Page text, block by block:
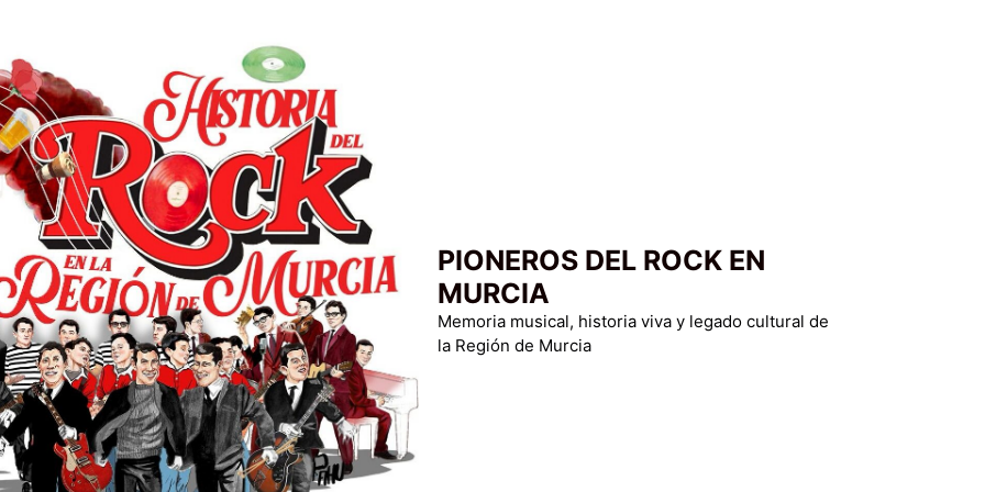
PIONEROS DEL ROCK EN
MURCIA
Memoria musical, historia viva y legado cultural de
la Región de Murcia